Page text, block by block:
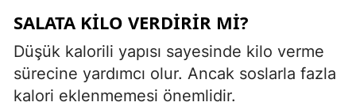
SALATA KILO VERDIRIR MI?
Düşük kalorili yapısı sayesinde kilo verme
sürecine yardımcı olur. Ancak soslarla fazla
kalori eklenmemesi önemlidir.